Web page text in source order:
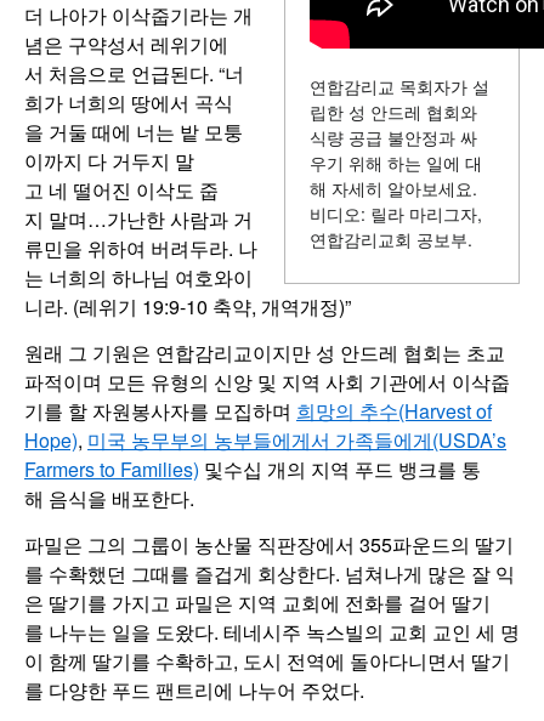
연합감리교 목회자가 설
립한 성 안드레 협회와
식량 공급 불안정과 싸
우기 위해 하는 일에 대
해 자세히 알아보세요.
비디오: 릴라 마리그자,
연합감리교회 공보부.
더 나아가 이삭줍기라는 개
념은 구약성서 레위기에
서 처음으로 언급된다. “너
희가 너희의 땅에서 곡식
을 거둘 때에 너는 밭 모퉁
이까지 다 거두지 말
고 네 떨어진 이삭도 줍
지 말며…가난한 사람과 거
류민을 위하여 버려두라. 나
는 너희의 하나님 여호와이
니라. (레위기 19:9-10 축약, 개역개정)”
원래 그 기원은 연합감리교이지만 성 안드레 협회는 초교
파적이며 모든 유형의 신앙 및 지역 사회 기관에서 이삭줍
기를 할 자원봉사자를 모집하며 희망의 추수(Harvest of
Hope), 미국 농무부의 농부들에게서 가족들에게(USDA’s
Farmers to Families) 및수십 개의 지역 푸드 뱅크를 통
해 음식을 배포한다.
파밀은 그의 그룹이 농산물 직판장에서 355파운드의 딸기
를 수확했던 그때를 즐겁게 회상한다. 넘쳐나게 많은 잘 익
은 딸기를 가지고 파밀은 지역 교회에 전화를 걸어 딸기
를 나누는 일을 도왔다. 테네시주 녹스빌의 교회 교인 세 명
이 함께 딸기를 수확하고, 도시 전역에 돌아다니면서 딸기
를 다양한 푸드 팬트리에 나누어 주었다.